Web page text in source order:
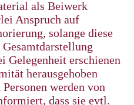
als Beiwerk
Anspruch auf
solange diese
Gelegenheit erschienen
herausgehoben
werden von
dass sie evtl.